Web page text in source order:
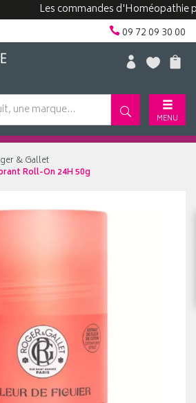
Les commandes d'Homéopathie
09 72 09 30 00
MENU
& Gallet
Roll-On 24H 50g